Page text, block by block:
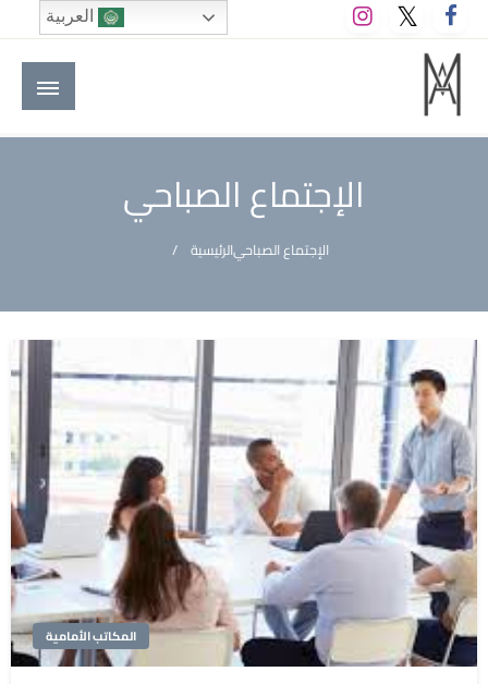
التخطي
إلى
المحتوى
M A hotels | إم ايه هوتيلز
الموقع الأول للعاملين في الفنادق في العالم العربي
الإجتماع الصباحي
الرئيسيةالإجتماع الصباحي
المكاتب الأمامية
العربية